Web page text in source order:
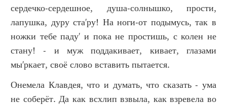
сердечко-сердешное, душа-солнышко, прости,
лапушка, дуру ста'ру! На ноги-от подымусь, так в
ножки тебе паду' и пока не простишь, с колен не
стану! - и муж поддакивает, кивает, глазами
мы'ркает, своё слово вставить пытается.
Онемела Клавдея, что и думать, что сказать - ума
не соберёт. Да как всхлип взвыла, как взревела во